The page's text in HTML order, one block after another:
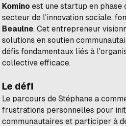
Komino est une startup en phase
secteur de l'innovation sociale,
Beaulne. Cet entrepreneur
solutions en soutien
défis fondamentaux liés à
collective efficace.
Le défi
Le parcours de Stéphane a
frustrations personnelles pour
communautaires et participer à